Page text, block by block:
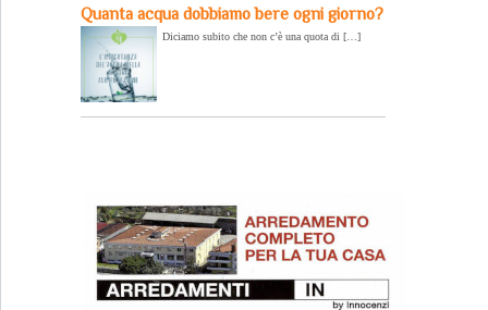
Quanta acqua dobbiamo bere ogni giorno?
Diciamo subito che non c’è una quota di […]